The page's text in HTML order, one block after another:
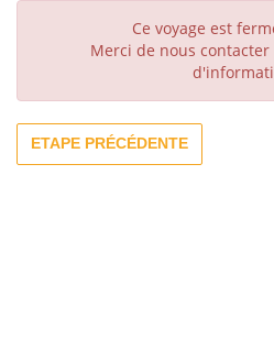
Ce voyage est
Merci de nous
ETAPE PRÉCÉDENTE